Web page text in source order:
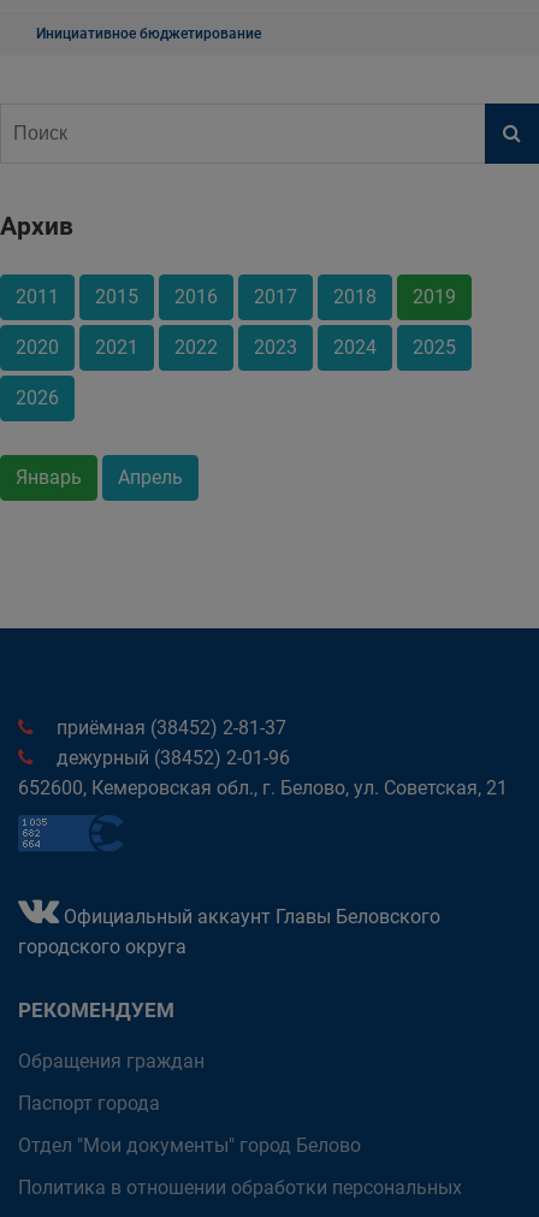
Инициативное бюджетирование
Архив
2011 2015 2016 2017 2018 2019
2020 2021 2022 2023 2024 2025
2026
Январь Апрель
приёмная (38452) 2-81-37
дежурный (38452) 2-01-96
652600, Кемеровская обл., г. Белово, ул. Советская, 21
Официальный аккаунт Главы Беловского
городского округа
РЕКОМЕНДУЕМ
Обращения граждан
Паспорт города
Отдел "Мои документы" город Белово
Политика в отношении обработки персональных